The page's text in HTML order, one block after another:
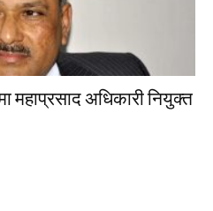
महाप्रसाद अधिकारी नियुक्त